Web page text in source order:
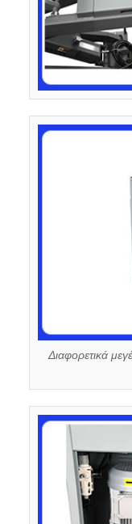
Διαφορετικά